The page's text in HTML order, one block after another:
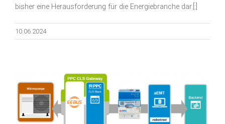
bisher eine Herausforderung für die Energiebranche dar.[:]
10.06.2024